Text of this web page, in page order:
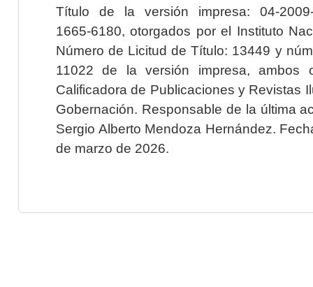
Título de la versión impresa: 04-2009-
1665-6180, otorgados por el Instituto
Número de Licitud de Título: 13449 y
11022 de la versión impresa, ambos
Calificadora de Publicaciones y Revistas
Gobernación. Responsable de la última
Sergio Alberto Mendoza Hernández.
de marzo de 2026.